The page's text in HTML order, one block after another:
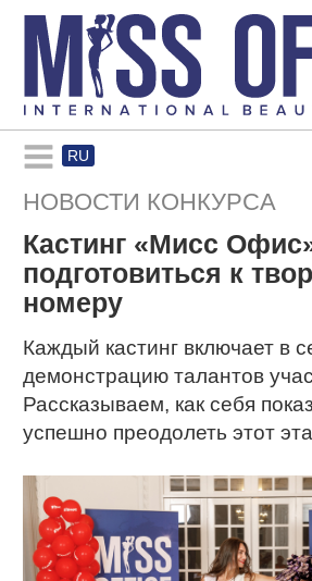
RU
Rules and regulations
About pageant
Gallery
НОВОСТИ КОНКУРСА
Кастинг «Мисс
подготовиться к
номеру
Каждый кастинг включает в
демонстрацию талантов
Рассказываем, как себя
успешно преодолеть этот